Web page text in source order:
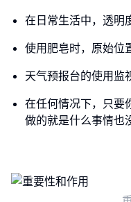
在日常生活中，透明
使用肥皂时，原始位
天气预报台的使用监
在任何情况下，只要
做的就是什么事情也